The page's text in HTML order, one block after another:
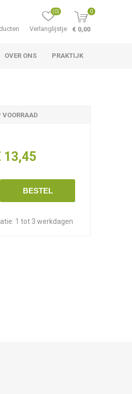
Verlanglijstje
(0) 0
€ 0,00
OVER ONS PRAKTIJK
VOORRAAD
13,45
BESTEL
1 tot 3 werkdagen